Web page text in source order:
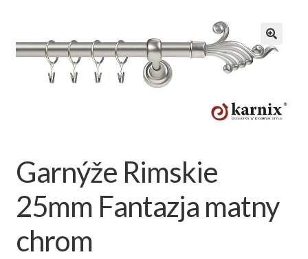
Garnýže Rimskie
25mm Fantazja matny
chrom